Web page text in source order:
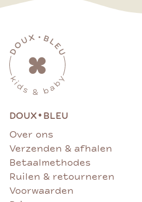
DOUX• BLEU
Over ons
Verzenden & afhalen
Betaalmethodes
Ruilen & retourneren
Voorwaarden